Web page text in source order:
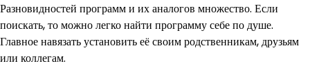
Разновидностей программ и их аналогов множество. Если
поискать, то можно легко найти программу себе по душе.
Главное навязать установить её своим родственникам, друзьям
или коллегам.